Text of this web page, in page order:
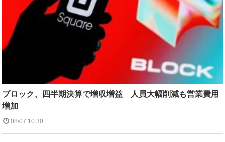
ブロック、四半期決算で増収増益 人員大幅削減も営業費用
増加
08/07 10:30